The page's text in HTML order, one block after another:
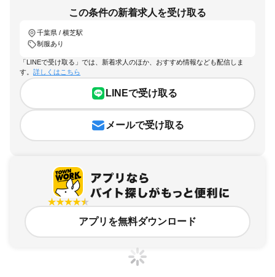
この条件の新着求人を受け取る
千葉県 / 横芝駅
制服あり
「LINEで受け取る」では、新着求人のほか、おすすめ情報なども配信しま
す。 詳しくはこちら
LINEで受け取る
メールで受け取る
アプリを無料ダウンロード